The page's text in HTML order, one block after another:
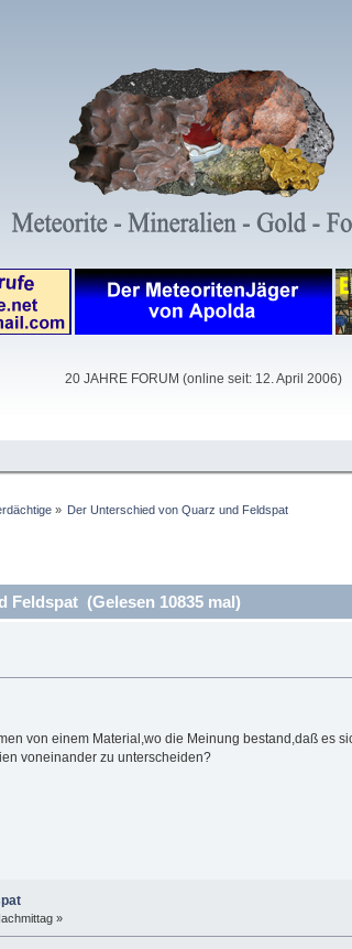
20 JAHRE FORUM (online seit: 12. April 2006)
» Der Unterschied von Quarz und Feldspat
Feldspat (Gelesen 10835 mal)
von einem Material,wo die Meinung bestand,daß es
voneinander zu unterscheiden?
»